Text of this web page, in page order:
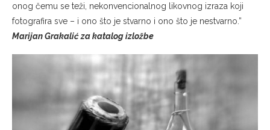
onog čemu se teži, nekonvencionalnog likovnog izraza koji
fotografira sve – i ono što je stvarno i ono što je nestvarno.”
Marijan Grakalić za katalog izložbe